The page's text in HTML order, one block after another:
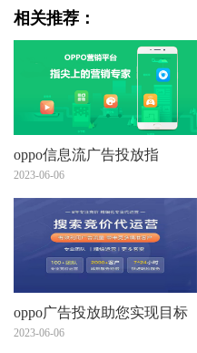
相关推荐：
oppo信息流广告投放指
南,OPPO广告公司为您介
绍！
2023-06-06
oppo广告投放助您实现目标
用户的触达，达成营销目
2023-06-06